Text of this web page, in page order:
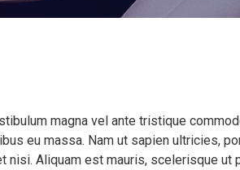
magna vel ante tristique
eu massa. Nam ut sapien ultricies,
Aliquam est mauris, scelerisque ut